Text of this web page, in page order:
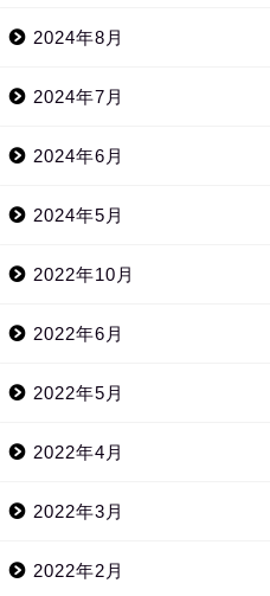
2024年8月
2024年7月
2024年6月
2024年5月
2022年10月
2022年6月
2022年5月
2022年4月
2022年3月
2022年2月